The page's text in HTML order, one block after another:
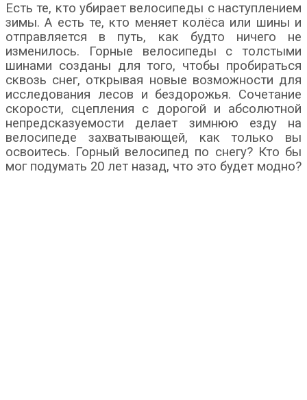
Есть те, кто убирает велосипеды с наступлением
зимы. А есть те, кто меняет колёса или шины и
отправляется в путь, как будто ничего не
изменилось. Горные велосипеды с толстыми
шинами созданы для того, чтобы пробираться
сквозь снег, открывая новые возможности для
исследования лесов и бездорожья. Сочетание
скорости, сцепления с дорогой и абсолютной
непредсказуемости делает зимнюю езду на
велосипеде захватывающей, как только вы
освоитесь. Горный велосипед по снегу? Кто бы
мог подумать 20 лет назад, что это будет модно?